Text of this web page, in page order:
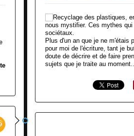
Plus d'un an que je ne m'étais
pour moi de l'écriture, tant je
doute de décrire et de faire
sujets que je traite au